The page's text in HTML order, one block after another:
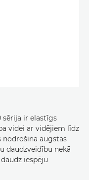
sērija ir elastīgs
videi ar vidējiem līdz
nodrošina augstas
daudzveidību nekā
iespēju